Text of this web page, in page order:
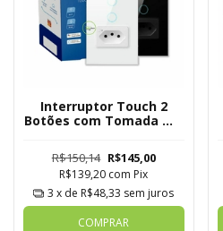
Interruptor Touch 2
Botões com Tomada Wi-
R$150,14 R$145,00
R$139,20 com Pix
3 x de R$48,33 sem juros
COMPRAR